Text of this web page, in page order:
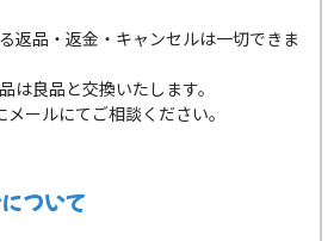
返品・返金・キャンセルは一切できま
は良品と交換いたします。
ールにてご相談ください。
ついて